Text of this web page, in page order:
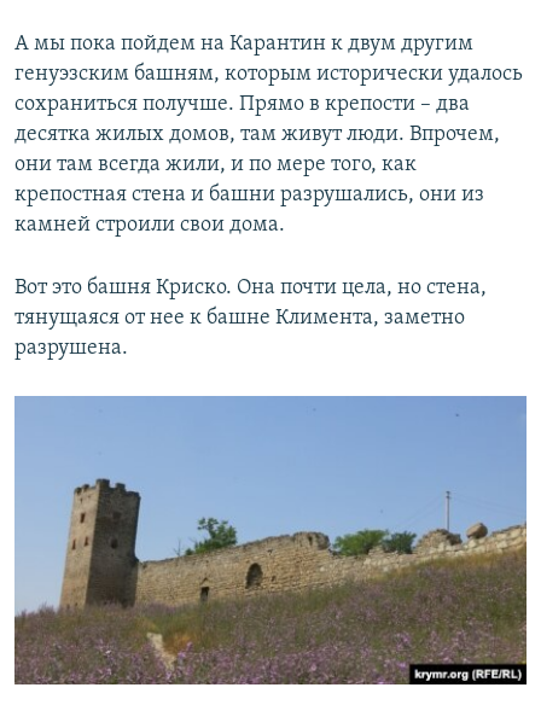
А мы пока пойдем на Карантин к двум другим
генуэзским башням, которым исторически удалось
сохраниться получше. Прямо в крепости – два
десятка жилых домов, там живут люди. Впрочем,
они там всегда жили, и по мере того, как
крепостная стена и башни разрушались, они из
камней строили свои дома.
Вот это башня Криско. Она почти цела, но стена,
тянущаяся от нее к башне Климента, заметно
разрушена.